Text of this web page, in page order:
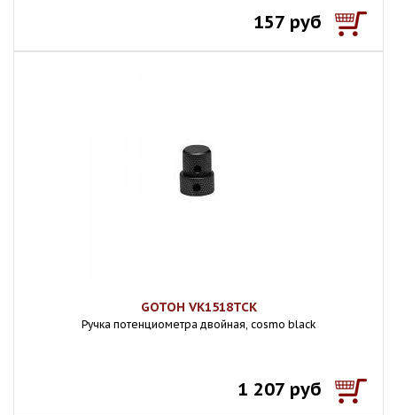
157 руб
GOTOH VK1518TCK
Ручка потенциометра двойная, cosmo black
1 207 руб